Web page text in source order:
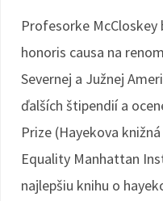
Profesorke
honoris causa na
Severnej a Južnej
ďalších štipendií a
Prize (Hayekova
Equality Manhattan
najlepšiu knihu o